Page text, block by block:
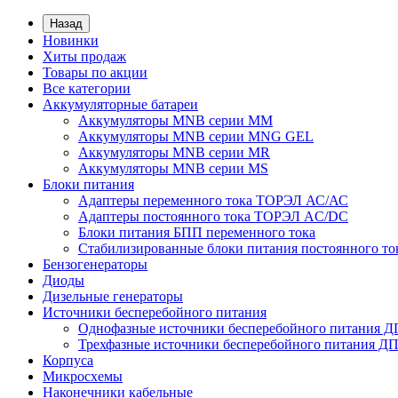
Назад
Новинки
Хиты продаж
Товары по акции
Все категории
Аккумуляторные батареи
Аккумуляторы MNB серии MM
Аккумуляторы MNB серии MNG GEL
Аккумуляторы MNB серии MR
Аккумуляторы MNB серии MS
Блоки питания
Адаптеры переменного тока ТОРЭЛ АС/АС
Адаптеры постоянного тока ТОРЭЛ AC/DC
Блоки питания БПП переменного тока
Стабилизированные блоки питания постоянного
Бензогенераторы
Диоды
Дизельные генераторы
Источники бесперебойного питания
Однофазные источники бесперебойного питания
Трехфазные источники бесперебойного питания
Корпуса
Микросхемы
Наконечники кабельные